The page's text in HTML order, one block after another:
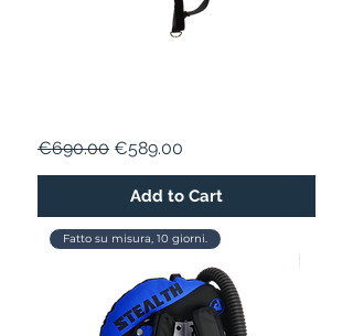
Regular Price
€690.00 Sale Price
€589.00
Add to Cart
Fatto su misura, 10 giorni.